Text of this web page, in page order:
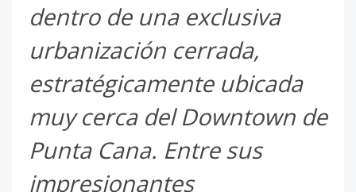
dentro de una exclusiva
urbanización cerrada,
estratégicamente ubicada
muy cerca del Downtown de
Punta Cana. Entre sus
impresionantes